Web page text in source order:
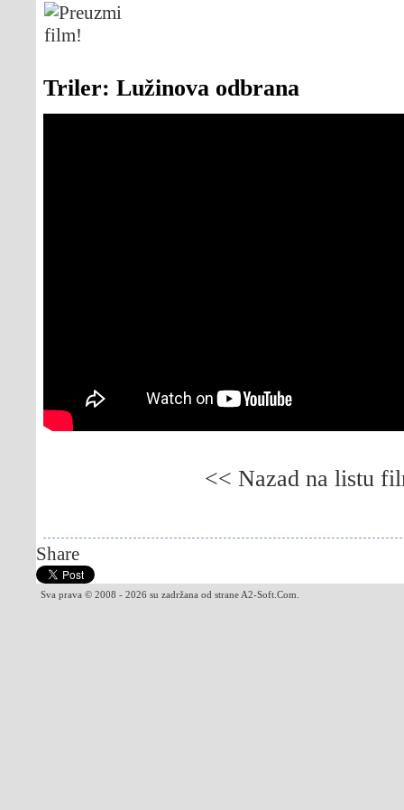
Triler: Lužinova odbrana
<< Nazad na listu
Share
Sva prava © 2008 - 2026 su zadržana od strane A2-Soft.Com.